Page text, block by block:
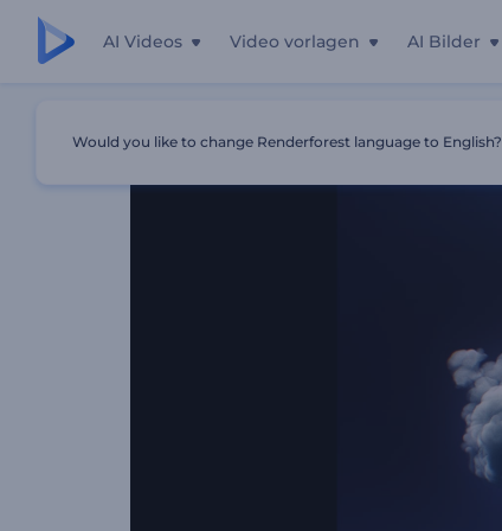
AI Videos Video vorlagen AI Bilder
Would you like to change Renderforest language to English?